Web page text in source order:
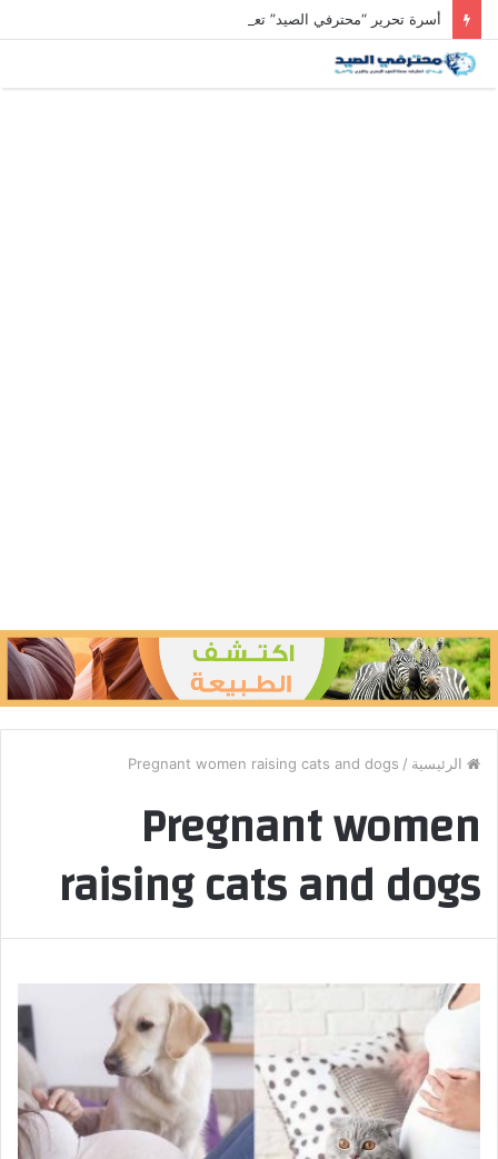
الرئيسية /
Pregnant women raising cats and dogs
Pregnant women
raising cats and dogs